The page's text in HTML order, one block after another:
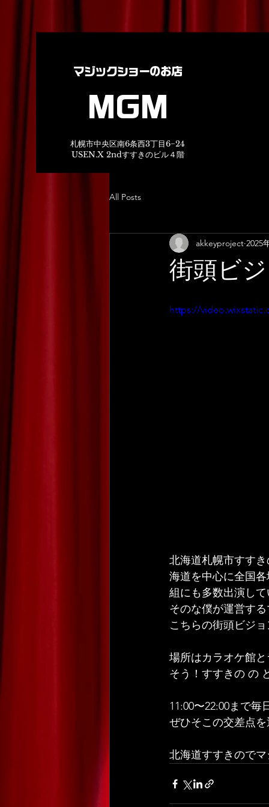
マジックショーのお店
MGM
札幌市中央区南6条西3丁目6−24
USEN.X 2ndすすきのビル４階
All Posts
街頭ビ
akkeyproject 2025
https://
北海道札幌市すす
海道を中心に全国
組にも多数出演し
そのな僕が運営す
こちらの街頭ビジ
場所はカラオケ館
そう！すすきの の
11:00〜22:00まで
ぜひそこの交差点
北海道すすきので